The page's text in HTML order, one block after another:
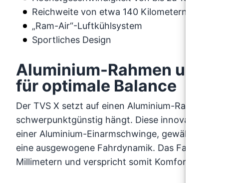
Reichweite von etwa 140 Kilometern
„Ram-Air“-Luftkühlsystem
Sportliches Design
Aluminium-Rahmen und
für optimale Balance
Der TVS X setzt auf einen Aluminium-Rahmen
schwerpunktgünstig hängt. Diese innovative
einer Aluminium-Einarmschwinge, gewährleistet
eine ausgewogene Fahrdynamik. Das Fahrzeug
Millimetern und verspricht somit Komfort für Fahrer